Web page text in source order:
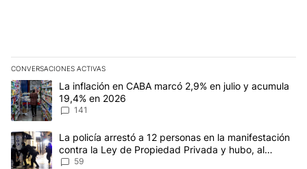
CONVERSACIONES ACTIVAS
Este listado muestra los artículos con más comentarios en los
Un artículo de tendencia con el título "La inflación en CABA
La inflación en CABA marcó 2,9% en julio y acumula
19,4% en 2026
141
Un artículo de tendencia con el título "La policía arrestó a 12
La policía arrestó a 12 personas en la manifestación
contra la Ley de Propiedad Privada y hubo, al
menos, 3 agentes heridos
59